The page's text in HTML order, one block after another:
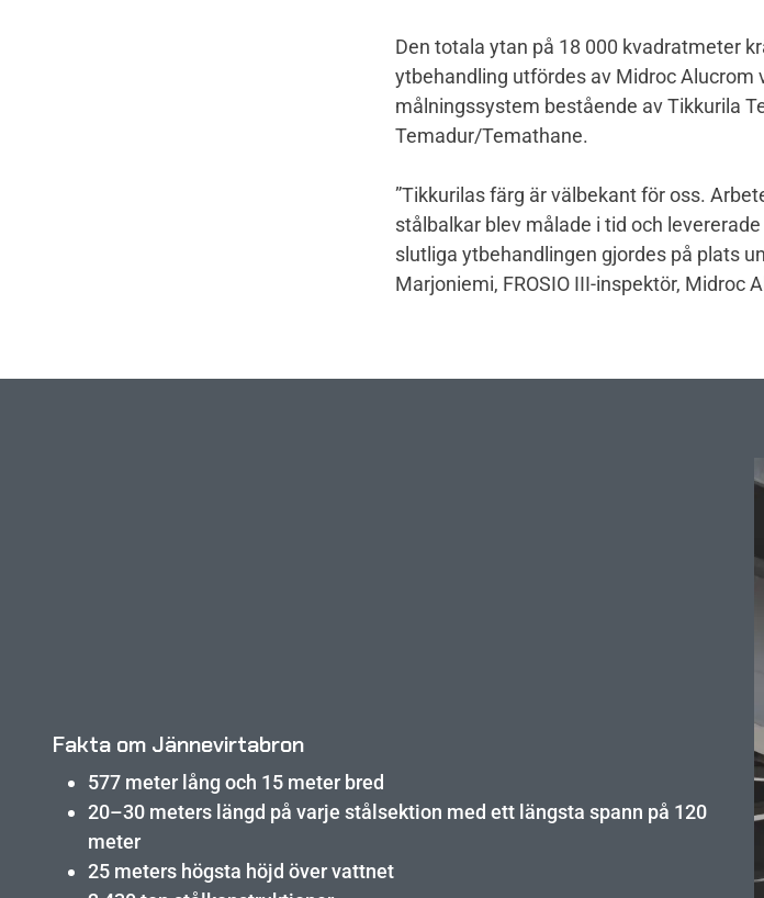
Den totala ytan på 18 000 kvadratmeter
ytbehandling utfördes av Midroc Alucrom
målningssystem bestående av Tikkurila
Temadur/Temathane.
”Tikkurilas färg är välbekant för oss.
stålbalkar blev målade i tid och
slutliga ytbehandlingen gjordes på plats
Marjoniemi, FROSIO III-inspektör, Midroc
Fakta om Jännevirtabron
577 meter lång och 15 meter bred
20–30 meters längd på varje stålsektion med ett längsta spann på 120
meter
25 meters högsta höjd över vattnet